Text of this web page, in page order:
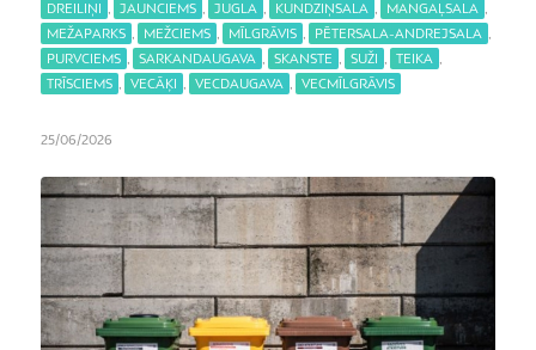
DREILIŅI
JAUNCIEMS JUGLA KUNDZIŅSALA MANGAĻSALA
MEŽAPARKS
MEŽCIEMS MĪLGRĀVIS PĒTERSALA-ANDREJSALA
PURVCIEMS
SARKANDAUGAVA SKANSTE SUŽI TEIKA
TRĪSCIEMS
VECĀĶI VECDAUGAVA VECMĪLGRĀVIS
25/06/2026